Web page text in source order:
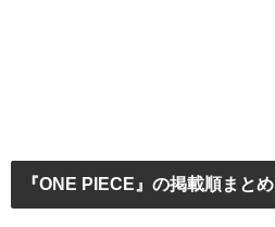
『ONE PIECE』の掲載順まとめ